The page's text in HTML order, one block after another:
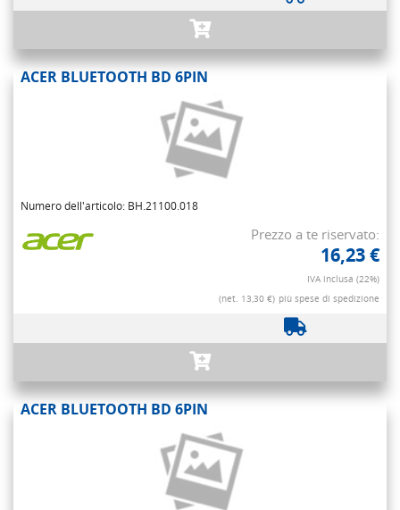
ACER BLUETOOTH BD 6PIN
Numero dell'articolo: BH.21100.018
Prezzo a te riservato:
16,23 €
IVA inclusa (22%)
(net. 13,30 €) più spese di spedizione
ACER BLUETOOTH BD 6PIN